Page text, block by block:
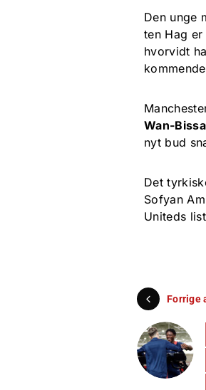
Den unge
ten Hag
hvorvidt
Wan-
nyt bud
Det
Sofyan
Uniteds
Forrige